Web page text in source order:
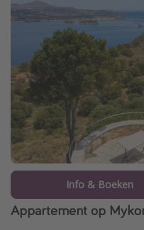
Info & Boeken
Appartement op